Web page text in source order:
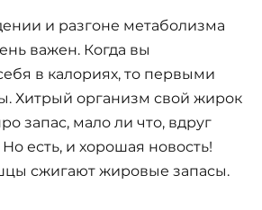
и разгоне метаболизма
важен. Когда вы
в калориях, то первыми
Хитрый организм свой жирок
запас, мало ли что, вдруг
есть, и хорошая новость!
сжигают жировые запасы.